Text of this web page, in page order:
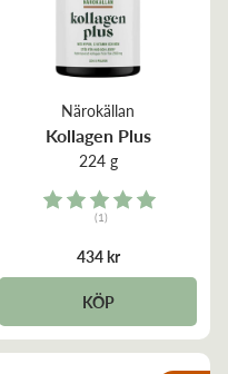
Närokällan
Kollagen Plus
224 g
Rating:
(1)
434 kr
KÖP